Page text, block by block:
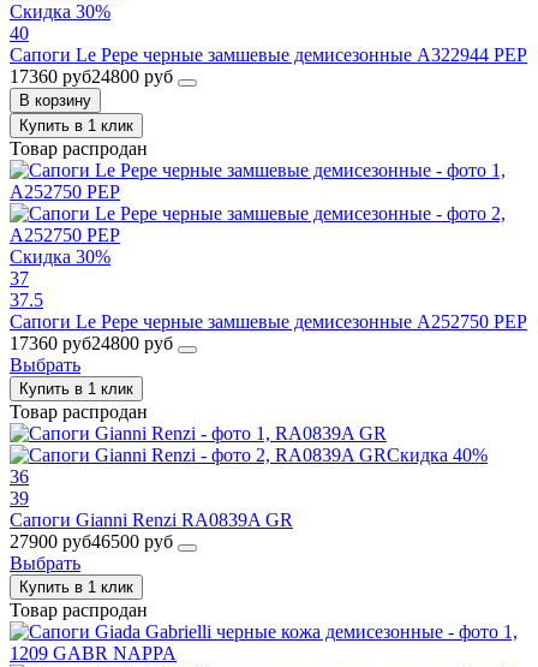
Скидка 30%
40
Сапоги Le Pepe черные замшевые демисезонные A322944 PEP
17360 руб24800 руб
В корзину
Купить в 1 клик
Товар распродан
Скидка 30%
37
37.5
Сапоги Le Pepe черные замшевые демисезонные A252750 PEP
17360 руб24800 руб
Выбрать
Купить в 1 клик
Товар распродан
Скидка 40%
36
39
Сапоги Gianni Renzi RA0839A GR
27900 руб46500 руб
Выбрать
Купить в 1 клик
Товар распродан